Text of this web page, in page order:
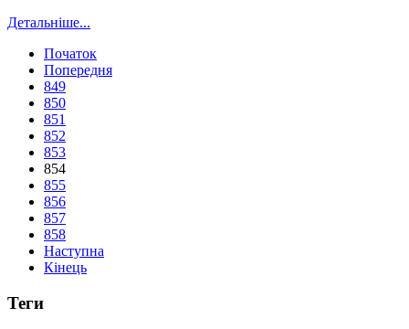
Детальніше...
Початок
Попередня
849
850
851
852
853
854
855
856
857
858
Наступна
Кінець
Теги